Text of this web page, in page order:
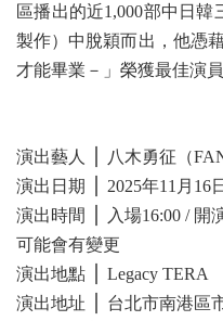
區播出的近1,000部中日韓
製作）中脫穎而出，他憑
才能畢業－」榮獲最佳演員
演出藝人 ⎪ 八木勇征（
演出日期 ⎪ 2025年11月16
演出時間 ⎪ 入場16:00 / 開
可能會有變更
演出地點 ⎪ Legacy TERA
演出地址 ⎪ 台北市南港區